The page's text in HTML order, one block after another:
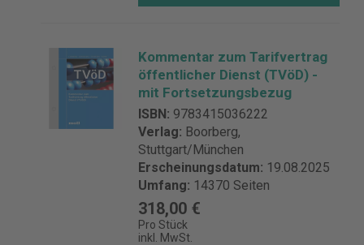
Kommentar zum Tarifvertrag
öffentlicher Dienst (TVöD) -
mit Fortsetzungsbezug
ISBN: 9783415036222
Verlag: Boorberg,
Stuttgart/München
Erscheinungsdatum: 19.08.2025
Umfang: 14370 Seiten
318,00 €
Pro Stück
inkl. MwSt.